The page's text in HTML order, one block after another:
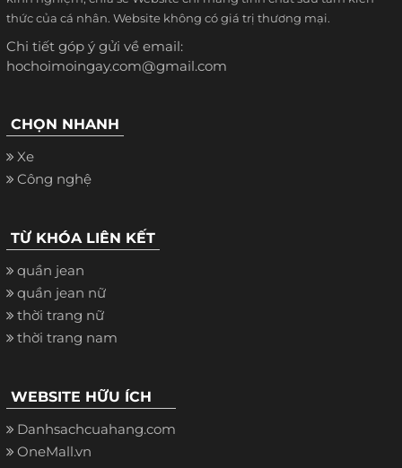
thức của cá nhân. Website không có giá trị thương mại.
Chi tiết góp ý gửi về email:
hochoimoingay.com@gmail.com
CHỌN NHANH
Xe
Công nghệ
TỪ KHÓA LIÊN KẾT
quần jean
quần jean nữ
thời trang nữ
thời trang nam
WEBSITE HỮU ÍCH
Danhsachcuahang.com
OneMall.vn